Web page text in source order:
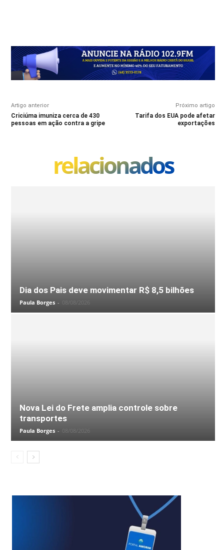
Artigo anterior
Criciúma imuniza cerca de 430
pessoas em ação contra a gripe
Próximo artigo
Tarifa dos EUA pode afetar
exportações
relacionados
Dia dos Pais deve movimentar R$ 8,5 bilhões
Paula Borges - 08/08/2026
Nova Lei do Frete amplia controle sobre
transportes
Paula Borges - 08/08/2026